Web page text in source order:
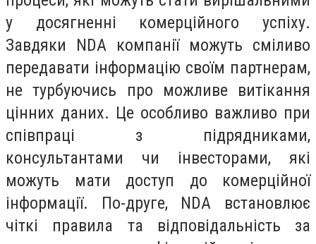
у досягненні комерційного успіху.
Завдяки NDA компанії можуть сміливо
передавати інформацію своїм партнерам,
не турбуючись про можливе витікання
цінних даних. Це особливо важливо при
співпраці з підрядниками,
консультантами чи інвесторами, які
можуть мати доступ до комерційної
інформації. По-друге, NDA встановлює
чіткі правила та відповідальність за